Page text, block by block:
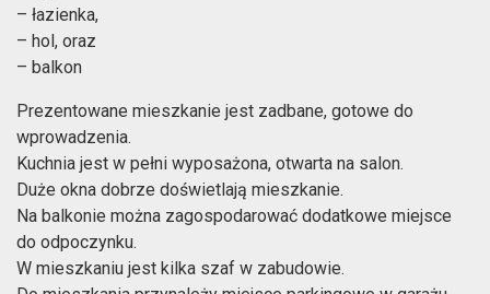
– łazienka,
– hol, oraz
– balkon
Prezentowane mieszkanie jest zadbane, gotowe do
wprowadzenia.
Kuchnia jest w pełni wyposażona, otwarta na salon.
Duże okna dobrze doświetlają mieszkanie.
Na balkonie można zagospodarować dodatkowe miejsce
do odpoczynku.
W mieszkaniu jest kilka szaf w zabudowie.